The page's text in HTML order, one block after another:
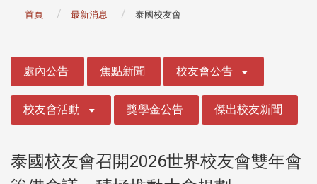
首頁 最新消息 泰國校友會
處內公告 焦點新聞 校友會公告
校友會活動 獎學金公告 傑出校友新聞
泰國校友會召開2026世界校友會雙年會